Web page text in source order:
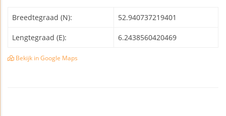
Breedtegraad (N): 52.940737219401
Lengtegraad (E): 6.2438560420469
Bekijk in Google Maps